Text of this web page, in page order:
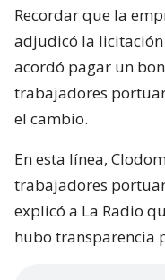
Recordar que la
adjudicó la licitación
acordó pagar un
trabajadores
el cambio.
En esta línea,
trabajadores
explicó a La Radio
hubo transparencia